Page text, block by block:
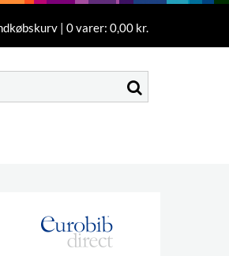
| 0varer: 0,00 kr.